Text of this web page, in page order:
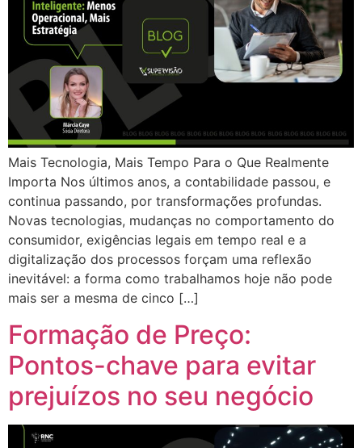
Mais Tecnologia, Mais Tempo Para o Que Realmente
Importa Nos últimos anos, a contabilidade passou, e
continua passando, por transformações profundas.
Novas tecnologias, mudanças no comportamento do
consumidor, exigências legais em tempo real e a
digitalização dos processos forçam uma reflexão
inevitável: a forma como trabalhamos hoje não pode
mais ser a mesma de cinco […]
Formação de Preço:
Pontos-chave para evitar
prejuízos no seu negócio